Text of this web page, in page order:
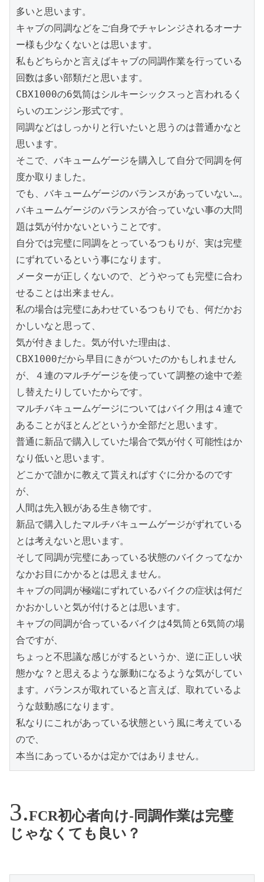
多いと思います。
キャブの同調などをご自身でチャレンジされるオーナ
ー様も少なくないとは思います。
私もどちらかと言えばキャブの同調作業を行っている
回数は多い部類だと思います。
CBX1000の6気筒はシルキーシックスっと言われるく
らいのエンジン形式です。
同調などはしっかりと行いたいと思うのは普通かなと
思います。
そこで、バキュームゲージを購入して自分で同調を何
度か取りました。
でも、バキュームゲージのバランスがあっていない…。
バキュームゲージのバランスが合っていない事の大問
題は気が付かないということです。
自分では完璧に同調をとっているつもりが、実は完璧
にずれているという事になります。
メーターが正しくないので、どうやっても完璧に合わ
せることは出来ません。
私の場合は完璧にあわせているつもりでも、何だかお
かしいなと思って、
気が付きました。気が付いた理由は、
CBX1000だから早目にきがついたのかもしれません
が、４連のマルチゲージを使っていて調整の途中で差
し替えたりしていたからです。
マルチバキュームゲージについてはバイク用は４連で
あることがほとんどというか全部だと思います。
普通に新品で購入していた場合で気が付く可能性はか
なり低いと思います。
どこかで誰かに教えて貰えればすぐに分かるのです
が、
人間は先入観がある生き物です。
新品で購入したマルチバキュームゲージがずれている
とは考えないと思います。
そして同調が完璧にあっている状態のバイクってなか
なかお目にかかるとは思えません。
キャブの同調が極端にずれているバイクの症状は何だ
かおかしいと気が付けるとは思います。
キャブの同調が合っているバイクは4気筒と6気筒の場
合ですが、
ちょっと不思議な感じがするというか、逆に正しい状
態かな？と思えるような脈動になるような気がしてい
ます。バランスが取れていると言えば、取れているよ
うな鼓動感になります。
私なりにこれがあっている状態という風に考えている
ので、
本当にあっているかは定かではありません。
FCR初心者向け-同調作業は完璧
じゃなくても良い？